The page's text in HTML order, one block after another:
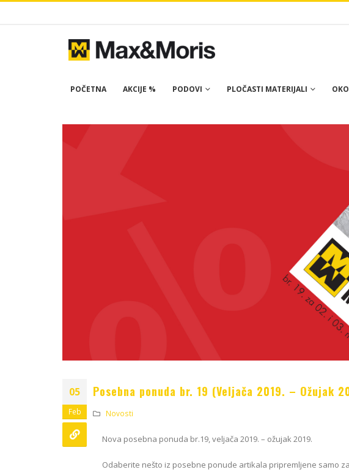
POČETNA AKCIJE % PODOVI PLOČASTI MATERIJALI
05
Feb
Posebna ponuda br. 19 (Veljača 2019. – Ožujak
Novosti
Nova posebna ponuda br.19, veljača 2019. – ožujak 2019.
Odaberite nešto iz posebne ponude artikala pripremljene samo
Blum
EGGER